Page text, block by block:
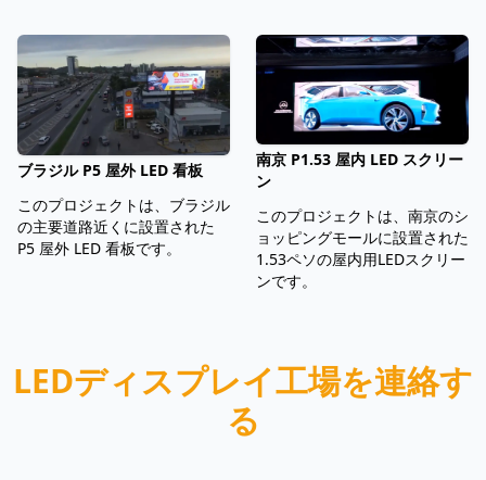
ブラジル P5 屋外 LED 看板
このプロジェクトは、ブラジル
の主要道路近くに設置された
P5 屋外 LED 看板です。
南京 P1.53 屋内 LED スクリー
ン
このプロジェクトは、南京のシ
ョッピングモールに設置された
1.53ペソの屋内用LEDスクリー
ンです。
LEDディスプレイ工場を連絡す
る